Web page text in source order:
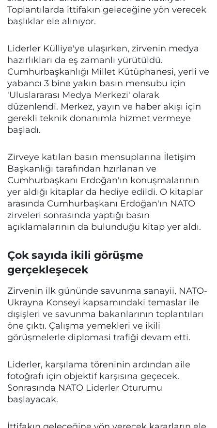
Toplantılarda ittifakın geleceğine yön verecek
başlıklar ele alınıyor.
Liderler Külliye'ye ulaşırken, zirvenin medya
hazırlıkları da eş zamanlı yürütüldü.
Cumhurbaşkanlığı Millet Kütüphanesi, yerli ve
yabancı 3 bine yakın basın mensubu için
'Uluslararası Medya Merkezi' olarak
düzenlendi. Merkez, yayın ve haber akışı için
gerekli teknik donanımla hizmet vermeye
başladı.
Zirveye katılan basın mensuplarına İletişim
Başkanlığı tarafından hzırlanan ve
Cumhurbaşkanı Erdoğan'ın konuşmalarının
yer aldığı kitaplar da hediye edildi. O kitaplar
arasında Cumhurbaşkanı Erdoğan'ın NATO
zirveleri sonrasında yaptığı basın
açıklamalarının da bulunduğu kitap yer aldı.
Çok sayıda ikili görüşme
gerçekleşecek
Zirvenin ilk gününde savunma sanayii, NATO-
Ukrayna Konseyi kapsamındaki temaslar ile
dışişleri ve savunma bakanlarının toplantıları
öne çıktı. Çalışma yemekleri ve ikili
görüşmelerle diplomasi trafiği devam etti.
Liderler, karşılama töreninin ardından aile
fotoğrafı için objektif karşısına geçecek.
Sonrasında NATO Liderler Oturumu
başlayacak.